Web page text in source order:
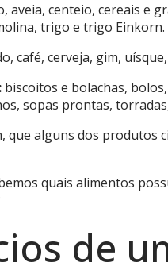
aveia, centeio, cereais e
trigo e trigo Einkorn.
café, cerveja, gim,
biscoitos e bolachas,
sopas prontas,
que alguns dos produtos
quais alimentos
de